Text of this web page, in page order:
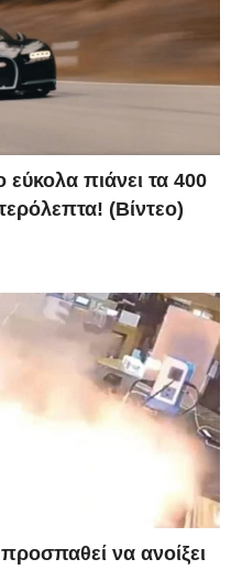
πιάνει τα 400
(Βίντεο)
να ανοίξει